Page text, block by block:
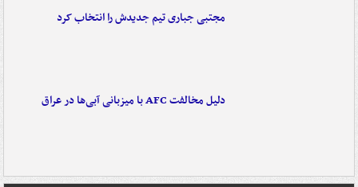
مجتبی جباری تیم جدیدش را انتخاب کرد
دلیل مخالفت AFC با میزبانی آبی‌ها در عراق